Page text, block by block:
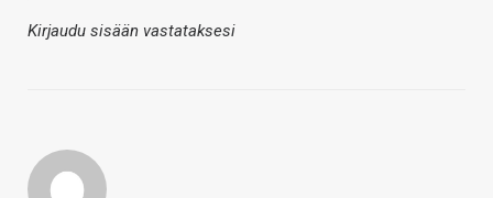
Kirjaudu sisään vastataksesi